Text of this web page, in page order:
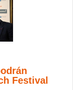
Festival